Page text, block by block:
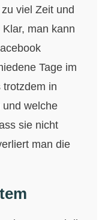
viel Zeit und
man kann
Tage im
trotzdem in
welche
sie nicht
man die